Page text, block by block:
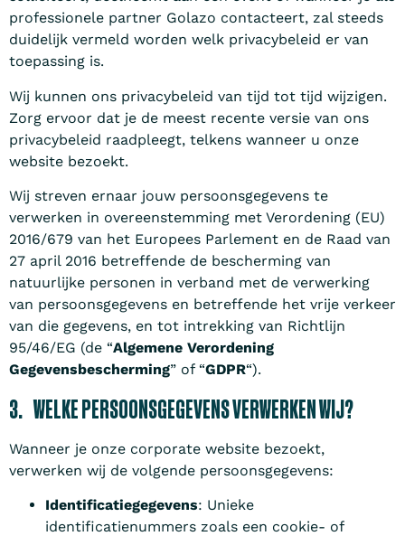
professionele partner Golazo contacteert, zal steeds
duidelijk vermeld worden welk privacybeleid er van
toepassing is.
Wij kunnen ons privacybeleid van tijd tot tijd wijzigen.
Zorg ervoor dat je de meest recente versie van ons
privacybeleid raadpleegt, telkens wanneer u onze
website bezoekt.
Wij streven ernaar jouw persoonsgegevens te
verwerken in overeenstemming met Verordening (EU)
2016/679 van het Europees Parlement en de Raad van
27 april 2016 betreffende de bescherming van
natuurlijke personen in verband met de verwerking
van persoonsgegevens en betreffende het vrije verkeer
van die gegevens, en tot intrekking van Richtlijn
95/46/EG (de “Algemene Verordening
Gegevensbescherming” of “GDPR“).
3. WELKE PERSOONSGEGEVENS VERWERKEN WIJ?
Wanneer je onze corporate website bezoekt,
verwerken wij de volgende persoonsgegevens:
Identificatiegegevens: Unieke
identificatienummers zoals een cookie- of